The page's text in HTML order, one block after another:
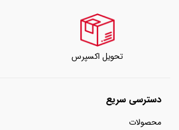
تحویل اکسپرس
دسترسی سریع
محصولات